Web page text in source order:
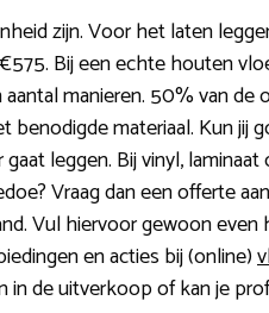
zijn. Voor het laten
Bij een echte houten
manieren. 50% van de
materiaal. Kun jij
leggen. Bij vinyl,
Vraag dan een offerte
Vul hiervoor gewoon even
en acties bij (online)
in de uitverkoop of kan je